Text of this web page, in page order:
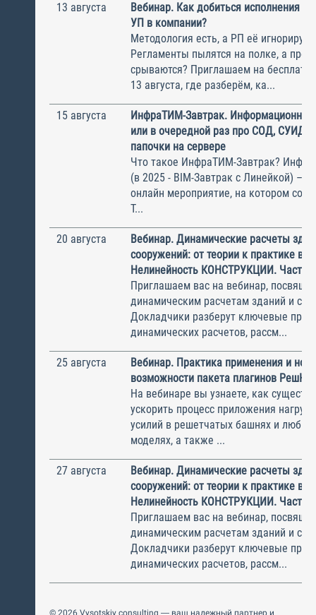
13 августа
Вебинар. Как добиться исполнения
УП в компании?
Методология есть, а РП её
Регламенты пылятся на полке, а
срываются? Приглашаем на
13 августа, где разберём, ка...
15 августа
ИнфраТИМ-Завтрак.
или в очередной раз про СОД, СУИД и
папочки на сервере
Что такое ИнфраТИМ-Завтрак?
(в 2025 - BIM-Завтрак с Линейкой) –
онлайн мероприятие, на котором
Т...
20 августа
Вебинар. Динамические расчеты
сооружений: от теории к практике в
Нелинейность КОНСТРУКЦИИ. Часть 1
Приглашаем вас на вебинар,
динамическим расчетам зданий и
Докладчики разберут ключевые
динамических расчетов, рассм...
25 августа
Вебинар. Практика применения и
возможности пакета плагинов РешК к
На вебинаре вы узнаете, как
ускорить процесс приложения
усилий в решетчатых башнях и
моделях, а также ...
27 августа
Вебинар. Динамические расчеты
сооружений: от теории к практике в
Нелинейность КОНСТРУКЦИИ. Часть 2
Приглашаем вас на вебинар,
динамическим расчетам зданий и
Докладчики разберут ключевые
динамических расчетов, рассм...
© 2026 Vysotskiy consulting — ваш надежный партнер и